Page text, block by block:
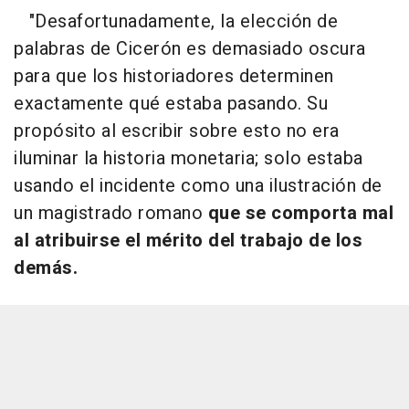
"Desafortunadamente, la elección de
palabras de Cicerón es demasiado oscura
para que los historiadores determinen
exactamente qué estaba pasando. Su
propósito al escribir sobre esto no era
iluminar la historia monetaria; solo estaba
usando el incidente como una ilustración de
un magistrado romano que se comporta mal
al atribuirse el mérito del trabajo de los
demás.